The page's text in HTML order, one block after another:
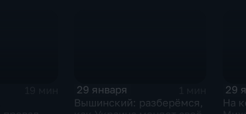
29 января
Вышинский: разберёмся,
29
На